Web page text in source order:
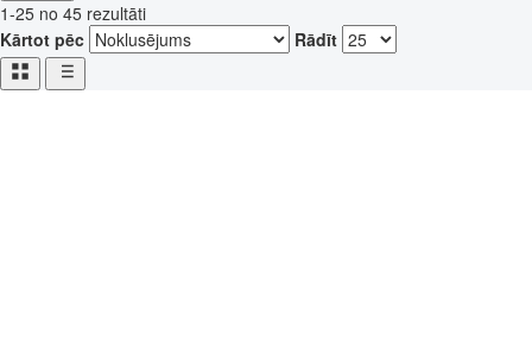
1-25 no 45 rezultāti
Kārtot pēc
Rādīt